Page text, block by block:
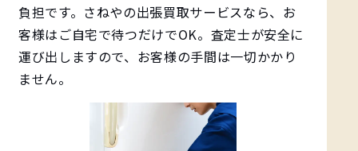
負担です。さねやの出張買取サービスなら、お
客様はご自宅で待つだけでOK。査定士が安全に
運び出しますので、お客様の手間は一切かかり
ません。